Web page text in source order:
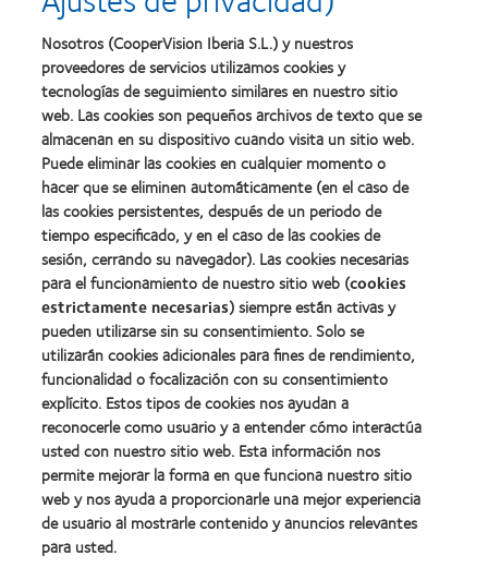
mejor
(2011)
salud
Learn
about
2012:
Premio
Manufacturing
Leadership
100
(ML
100)
(2012)
more
about
2012
Premio
internacional
REBRAND
100®
(2012)
Learn
more
about
Premio
de
la
Industria
de
la
BCLA
Nuestros productos
Encuentre su lente
Tecnología para lentes de contacto
Lentes de contacto y visión
Nosotros (CooperVision Iberia S.L.) y nuestros
proveedores de servicios utilizamos cookies y
tecnologías de seguimiento similares en nuestro sitio
web. Las cookies son pequeños archivos de texto que se
almacenan en su dispositivo cuando visita un sitio web.
Puede eliminar las cookies en cualquier momento o
hacer que se eliminen automáticamente (en el caso de
las cookies persistentes, después de un periodo de
tiempo especificado, y en el caso de las cookies de
sesión, cerrando su navegador). Las cookies necesarias
para el funcionamiento de nuestro sitio web (cookies
estrictamente necesarias) siempre están activas y
pueden utilizarse sin su consentimiento. Solo se
utilizarán cookies adicionales para fines de rendimiento,
funcionalidad o focalización con su consentimiento
explícito. Estos tipos de cookies nos ayudan a
reconocerle como usuario y a entender cómo interactúa
usted con nuestro sitio web. Esta información nos
permite mejorar la forma en que funciona nuestro sitio
web y nos ayuda a proporcionarle una mejor experiencia
de usuario al mostrarle contenido y anuncios relevantes
para usted.